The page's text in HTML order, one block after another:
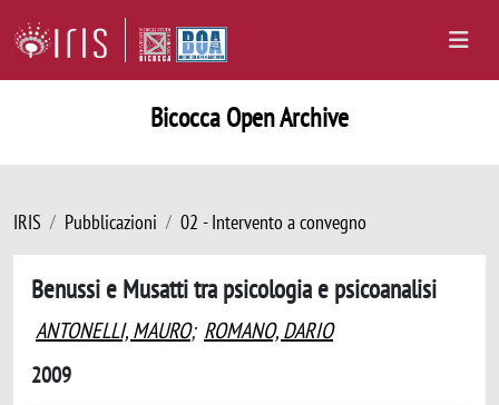
Bicocca Open Archive
IRIS Pubblicazioni 02 - Intervento a convegno
Benussi e Musatti tra psicologia e psicoanalisi
ANTONELLI, MAURO; ROMANO, DARIO
2009